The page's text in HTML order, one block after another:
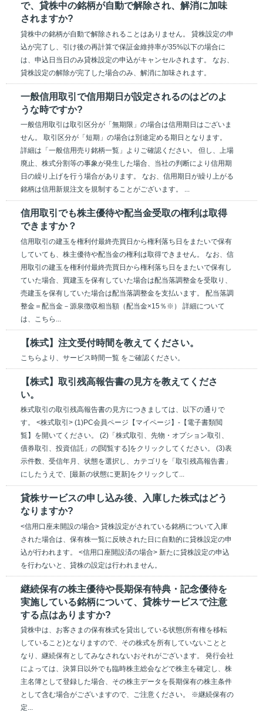
で、貸株中の銘柄が自動で解除され、解消に加味
されますか?
貸株中の銘柄が自動で解除されることはありません。 貸株設定の申
込が完了し、引け後の再計算で保証金維持率が35%以下の場合に
は、申込日当日のみ貸株設定の申込がキャンセルされます。 なお、
貸株設定の解除が完了した場合のみ、解消に加味されます。
一般信用取引で信用期日が設定されるのはどのよ
うな時ですか?
一般信用取引は取引区分が「無期限」の場合は信用期日はございま
せん。 取引区分が「短期」の場合は別途定める期日となります。
詳細は「一般信用売り銘柄一覧」よりご確認ください。 但し、上場
廃止、株式分割等の事象が発生した場合、当社の判断により信用期
日の繰り上げを行う場合があります。 なお、信用期日が繰り上がる
銘柄は信用新規注文を規制することがございます。 ...
信用取引でも株主優待や配当金受取の権利は取得
できますか？
信用取引の建玉を権利付最終売買日から権利落ち日をまたいで保有
していても、株主優待や配当金の権利は取得できません。 なお、信
用取引の建玉を権利付最終売買日から権利落ち日をまたいで保有し
ていた場合、買建玉を保有していた場合は配当落調整金を受取り、
売建玉を保有していた場合は配当落調整金を支払います。 配当落調
整金＝配当金－源泉徴収相当額（配当金×15％※） 詳細について
は、こちら...
【株式】注文受付時間を教えてください。
こちらより、サービス時間一覧 をご確認ください。
【株式】取引残高報告書の見方を教えてくださ
い。
株式取引の取引残高報告書の見方につきましては、以下の通りで
す。 <株式取引> (1)PC会員ページ【マイページ】-【電子書類閲
覧】を開いてください。 (2)「株式取引、先物・オプション取引、
債券取引、投資信託」の[閲覧する]をクリックしてください。 (3)表
示件数、受信年月、状態を選択し、カテゴリを「取引残高報告書」
にしたうえで、[最新の状態に更新]をクリックして...
貸株サービスの申し込み後、入庫した株式はどう
なりますか?
<信用口座未開設の場合> 貸株設定がされている銘柄について入庫
された場合は、保有株一覧に反映された日に自動的に貸株設定の申
込が行われます。 <信用口座開設済の場合> 新たに貸株設定の申込
を行わないと、貸株の設定は行われません。
継続保有の株主優待や長期保有特典・記念優待を
実施している銘柄について、貸株サービスで注意
する点はありますか?
貸株中は、お客さまの保有株式を貸出している状態(所有権を移転
していること)となりますので、その株式を所有していないことと
なり、継続保有としてみなされないおそれがございます。 発行会社
によっては、決算日以外でも臨時株主総会などで株主を確定し、株
主名簿として登録した場合、その株主データを長期保有の株主条件
として含む場合がございますので、ご注意ください。 ※継続保有の
定...